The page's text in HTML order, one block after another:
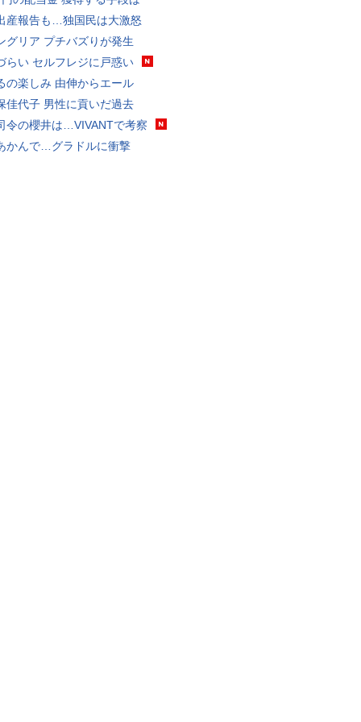
産報告も…独国民は大激怒
グリア プチバズりが発生
らい セルフレジに戸惑い
の楽しみ 由伸からエール
佳代子 男性に貢いだ過去
令の櫻井は…VIVANTで考察
かんで…グラドルに衝撃